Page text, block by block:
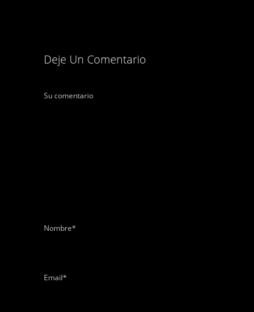
Deje Un Comentario
Su comentario
Nombre*
Email*